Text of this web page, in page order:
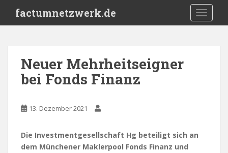
i
factumnetzwerk.de
Neuer Mehrheitseigner
bei Fonds Finanz
13. Dezember 2021
Die Investmentgesellschaft Hg beteiligt sich an
dem Münchener Maklerpool Fonds Finanz und